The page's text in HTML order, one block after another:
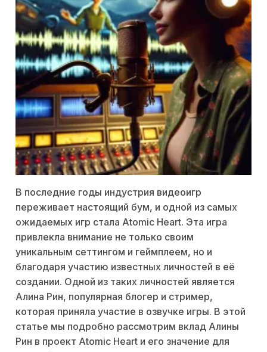
В последние годы индустрия видеоигр
переживает настоящий бум, и одной из самых
ожидаемых игр стала Atomic Heart. Эта игра
привлекла внимание не только своим
уникальным сеттингом и геймплеем, но и
благодаря участию известных личностей в её
создании. Одной из таких личностей является
Алина Рин, популярная блогер и стример,
которая приняла участие в озвучке игры. В этой
статье мы подробно рассмотрим вклад Алины
Рин в проект Atomic Heart и его значение для